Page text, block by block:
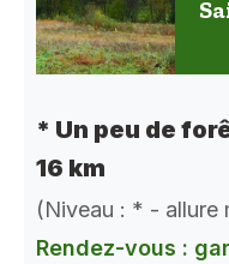
* Un peu de
16 km
(Niveau : * - allure
Rendez-vous :